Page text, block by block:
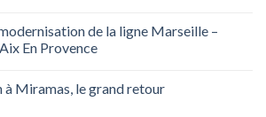
de la ligne Marseille –
En Provence
à Miramas, le grand retour